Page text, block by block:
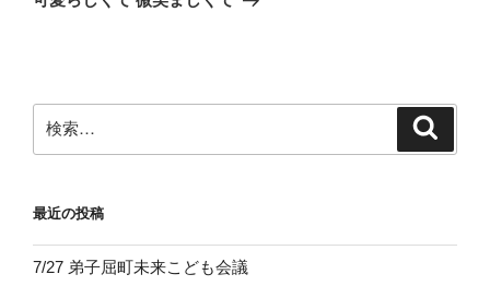
ン
索:
最近の投稿
7/27 弟子屈町未来こども会議